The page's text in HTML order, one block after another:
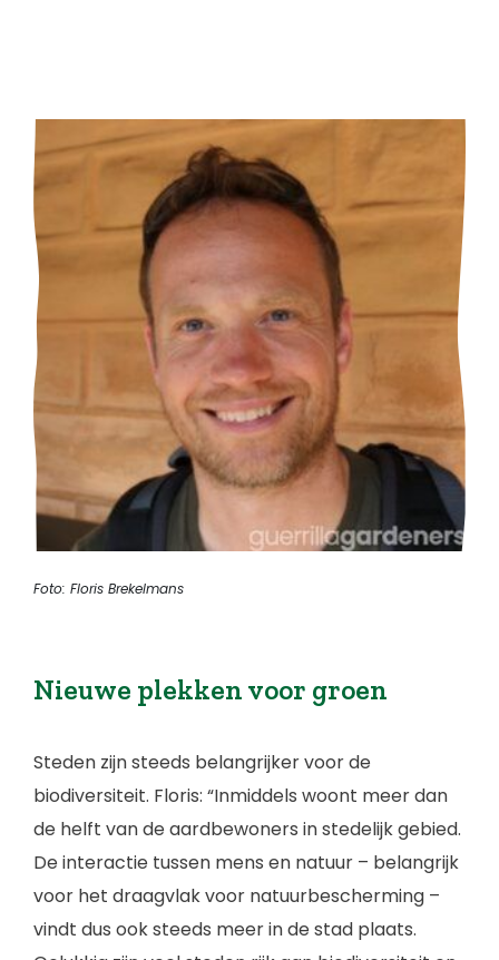
Foto: Floris Brekelmans
Nieuwe plekken voor groen
Steden zijn steeds belangrijker voor de
biodiversiteit. Floris: “Inmiddels woont meer dan
de helft van de aardbewoners in stedelijk gebied.
De interactie tussen mens en natuur – belangrijk
voor het draagvlak voor natuurbescherming –
vindt dus ook steeds meer in de stad plaats.